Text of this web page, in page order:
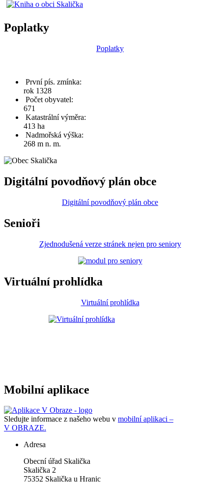
Poplatky
Poplatky
První pís. zmínka:
rok 1328
Počet obyvatel:
671
Katastrální výměra:
413 ha
Nadmořská výška:
268 m n. m.
Digitální povodňový plán obce
Digitální povodňový plán obce
Senioři
Zjednodušená verze stránek nejen pro seniory
Virtuální prohlídka
Virtuální prohlídka
Mobilní aplikace
Sledujte informace z našeho webu v mobilní aplikaci –
V OBRAZE.
Adresa
Obecní úřad Skalička
Skalička 2
75352 Skalička u Hranic